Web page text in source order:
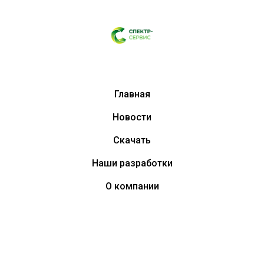
Главная
Новости
Скачать
Наши разработки
О компании